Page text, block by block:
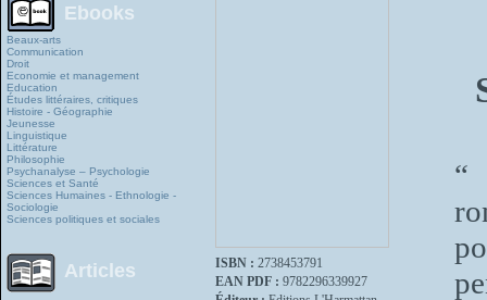
Ebooks
Beaux-arts
Communication
Droit
Economie et management
Education
Études littéraires, critiques
Histoire - Géographie
Jeunesse
Linguistique
Littérature
Philosophie
Psychanalyse – Psychologie
Sciences et Santé
Sciences Humaines - Ethnologie -
Sociologie
Sciences politiques et sociales
Articles ISBN : 2738453791
EAN PDF : 9782296339927
“